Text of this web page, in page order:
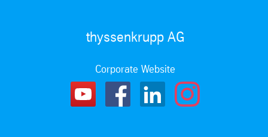
thyssenkrupp AG
Corporate Website